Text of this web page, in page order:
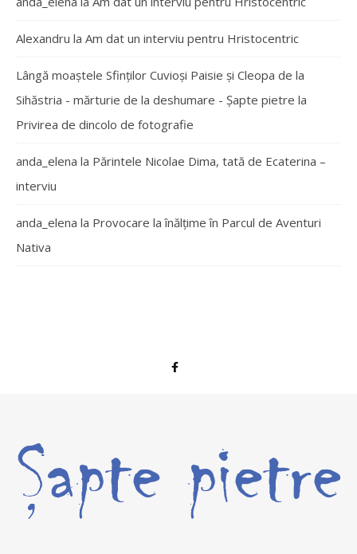
Alexandru la Am dat un interviu pentru Hristocentric
Lângă moaștele Sfinților Cuvioși Paisie și Cleopa de la
Sihăstria - mărturie de la deshumare - Şapte pietre la
Privirea de dincolo de fotografie
anda_elena la Părintele Nicolae Dima, tată de Ecaterina –
interviu
anda_elena la Provocare la înălțime în Parcul de Aventuri
Nativa